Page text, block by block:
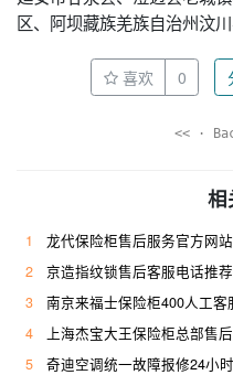
区、阿坝藏族羌族自治州汶
喜欢 0
<< ·
相
1
龙代保险柜售后服务官方网
2
京造指纹锁售后客服电话推
3
南京来福士保险柜400人工客
4
上海杰宝大王保险柜总部售后服
5
奇迪空调统一故障报修24小